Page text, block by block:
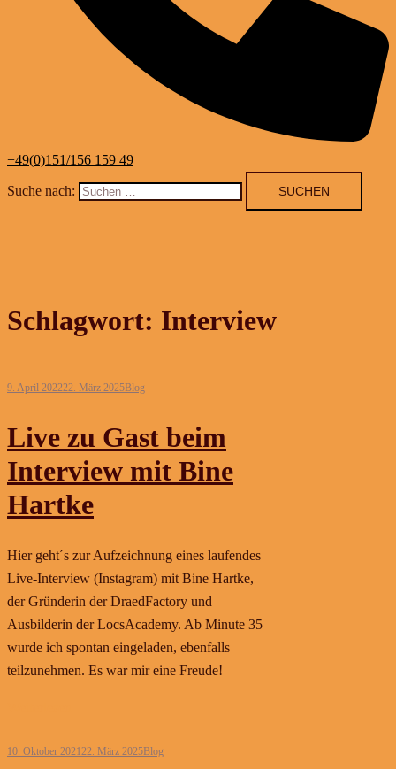
+49(0)151/156 159 49
Suche nach:
Schlagwort: Interview
9. April 202222. März 2025Blog
Live zu Gast beim
Interview mit Bine
Hartke
Hier geht´s zur Aufzeichnung eines laufendes
Live-Interview (Instagram) mit Bine Hartke,
der Gründerin der DraedFactory und
Ausbilderin der LocsAcademy. Ab Minute 35
wurde ich spontan eingeladen, ebenfalls
teilzunehmen. Es war mir eine Freude!
10. Oktober 202122. März 2025Blog